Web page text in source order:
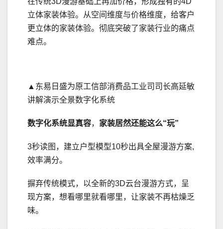
立体家装体验。从空间维度与价格维度，给客户
更立体的家装体验。彻底突破了家装行业的痛点
难点。
▲东易日盛为原工信部消费品工业司司长高延敏
讲解演示全景数字化系统
数字化系统显真容， 家装居然还能这么“玩”
3秒读图，建立户型模型10秒出具全屋漫游方案,
效率满分。
摒弃传统模式，以全新的3D云台漫游方式，呈
现方案，想看哪里就看哪里，让家装不再枯燥乏
味。